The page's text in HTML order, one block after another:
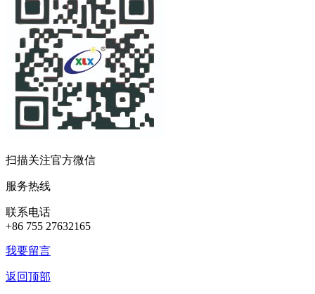
扫描关注官方微信
服务热线
联系电话
+86 755 27632165
我要留言
返回顶部